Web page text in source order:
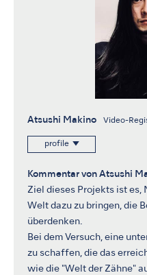
Atsushi Makino Video-
profile
Kommentar von Atsushi
Ziel dieses Projekts ist es,
Welt dazu zu bringen, die
überdenken.
Bei dem Versuch, eine
zu schaffen, die das
wie die "Welt der Zähne"